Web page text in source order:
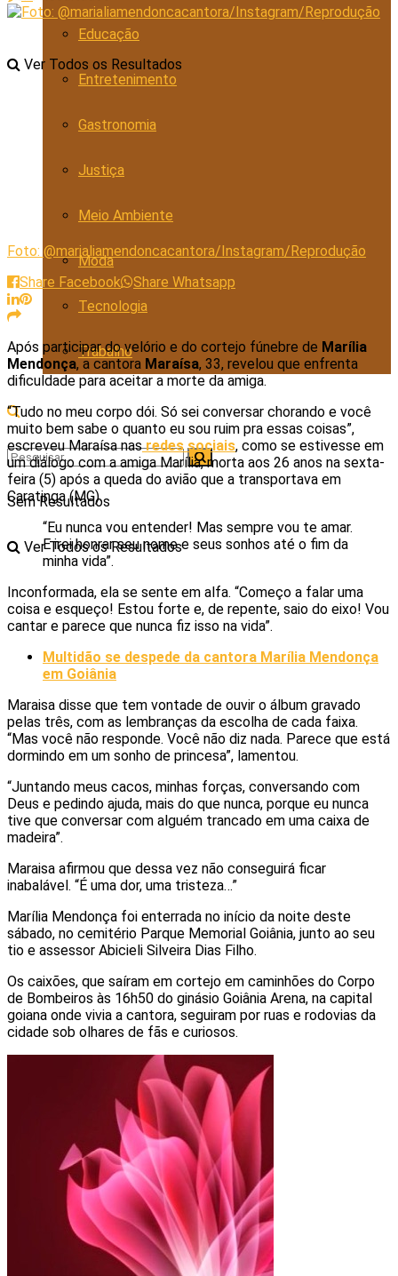
Educação
Entretenimento
Gastronomia
Justiça
Meio Ambiente
Moda
Tecnologia
Trabalho
Sem Resultados
Ver Todos os Resultados
Ver Todos os Resultados
Foto: @marialiamendoncacantora/Instagram/Reprodução
Share Facebook
Share Whatsapp
Após participar do velório e do cortejo fúnebre de Marília
Mendonça, a cantora Maraísa, 33, revelou que enfrenta
dificuldade para aceitar a morte da amiga.
“Tudo no meu corpo dói. Só sei conversar chorando e você
muito bem sabe o quanto eu sou ruim pra essas coisas”,
escreveu Maraísa nas redes sociais, como se estivesse em
um diálogo com a amiga Marília, morta aos 26 anos na sexta-
feira (5) após a queda do avião que a transportava em
Caratinga (MG).
“Eu nunca vou entender! Mas sempre vou te amar.
E irei honrar seu nome e seus sonhos até o fim da
minha vida”.
Inconformada, ela se sente em alfa. “Começo a falar uma
coisa e esqueço! Estou forte e, de repente, saio do eixo! Vou
cantar e parece que nunca fiz isso na vida”.
Multidão se despede da cantora Marília Mendonça
em Goiânia
Maraisa disse que tem vontade de ouvir o álbum gravado
pelas três, com as lembranças da escolha de cada faixa.
“Mas você não responde. Você não diz nada. Parece que está
dormindo em um sonho de princesa”, lamentou.
“Juntando meus cacos, minhas forças, conversando com
Deus e pedindo ajuda, mais do que nunca, porque eu nunca
tive que conversar com alguém trancado em uma caixa de
madeira”.
Maraisa afirmou que dessa vez não conseguirá ficar
inabalável. “É uma dor, uma tristeza…”
Marília Mendonça foi enterrada no início da noite deste
sábado, no cemitério Parque Memorial Goiânia, junto ao seu
tio e assessor Abicieli Silveira Dias Filho.
Os caixões, que saíram em cortejo em caminhões do Corpo
de Bombeiros às 16h50 do ginásio Goiânia Arena, na capital
goiana onde vivia a cantora, seguiram por ruas e rodovias da
cidade sob olhares de fãs e curiosos.